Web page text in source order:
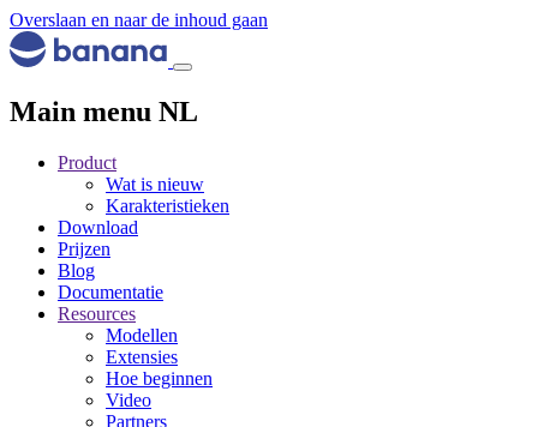
Overslaan en naar de inhoud gaan
Main menu NL
Product
Wat is nieuw
Karakteristieken
Download
Prijzen
Blog
Documentatie
Resources
Modellen
Extensies
Hoe beginnen
Video
Partners